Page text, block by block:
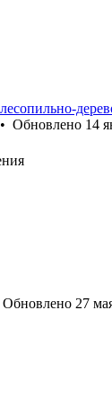
• Обновлено 14
Обновлено 27